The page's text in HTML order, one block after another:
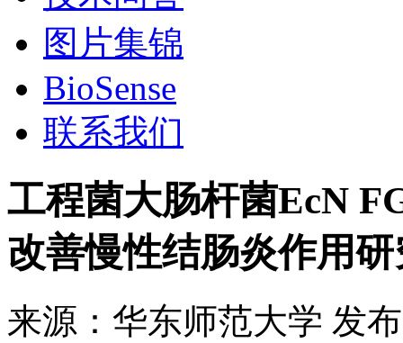
图片集锦
BioSense
联系我们
工程菌大肠杆菌EcN
改善慢性结肠炎作用
来源： 华东师范大学 发